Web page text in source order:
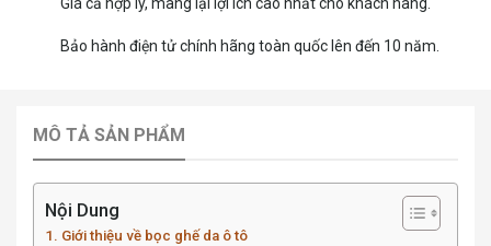
Bảo hành điện tử chính hãng toàn quốc lên đến 10 năm.
MÔ TẢ SẢN PHẨM
Nội Dung
Giới thiệu về bọc ghế da ô tô